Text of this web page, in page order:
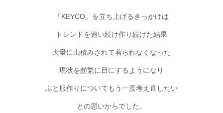
「KEYCO」を立ち上げるきっかけは
トレンドを追い続け作り続けた結果
大量に山積みされて着られなくなった
現状を頻繁に目にするようになり
ふと服作りについてもう一度考え直したい
との思いからでした。